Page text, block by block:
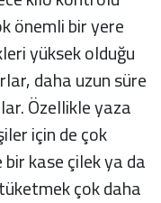
önemli bir yere
yüksek olduğu
daha uzun süre
Özellikle yaza
için de çok
kase çilek ya da
çok daha